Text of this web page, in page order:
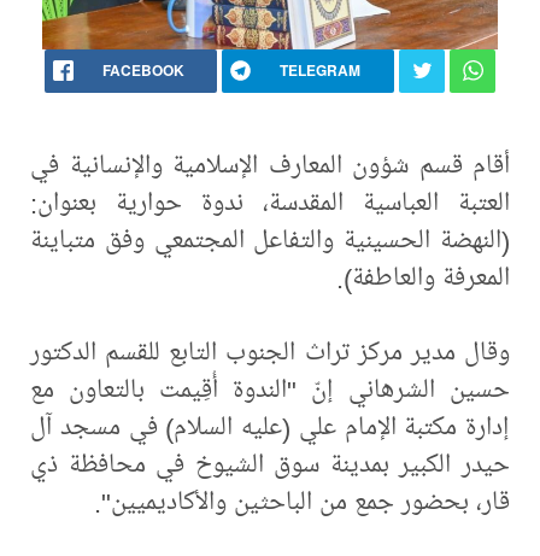
FACEBOOK TELEGRAM
أقام قسم شؤون المعارف الإسلامية والإنسانية في
العتبة العباسية المقدسة، ندوة حوارية بعنوان:
(النهضة الحسينية والتفاعل المجتمعي وفق متباينة
المعرفة والعاطفة).
وقال مدير مركز تراث الجنوب التابع للقسم الدكتور
حسين الشرهاني إنّ "الندوة أُقِيمت بالتعاون مع
إدارة مكتبة الإمام علي (عليه السلام) في مسجد آل
حيدر الكبير بمدينة سوق الشيوخ في محافظة ذي
قار، بحضور جمع من الباحثين والأكاديميين".